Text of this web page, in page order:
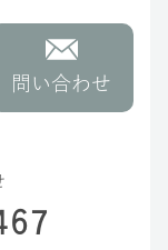
問い合わせ